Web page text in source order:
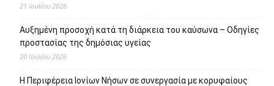
21 Ιουλίου 2026
Αυξημένη προσοχή κατά τη διάρκεια του καύσωνα – Οδηγίες
προστασίας της δημόσιας υγείας
20 Ιουλίου 2026
Η Περιφέρεια Ιονίων Νήσων σε συνεργασία με κορυφαίους